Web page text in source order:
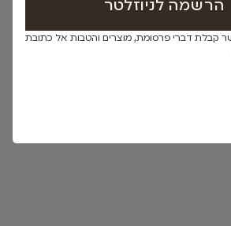
קבלת דברי פרסומת, מוצרים והטבות אל כתובת